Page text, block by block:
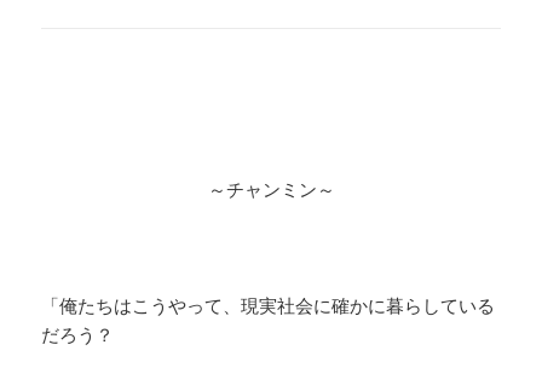
～チャンミン～
「俺たちはこうやって、現実社会に確かに暮らしている
だろう？